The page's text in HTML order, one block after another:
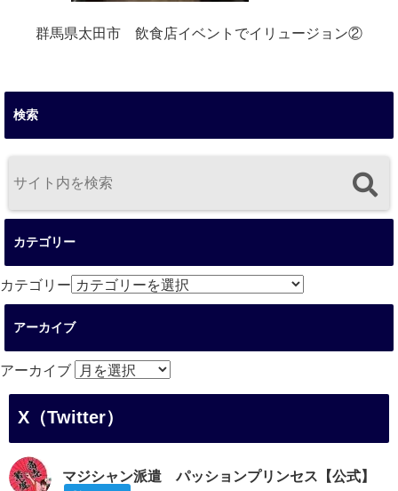
群馬県太田市 飲食店イベントでイリュージョン②
検索
カテゴリー
カテゴリー
アーカイブ
アーカイブ
X（Twitter）
マジシャン派遣 パッションプリンセス【公式】